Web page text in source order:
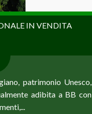
IN VENDITA
patrimonio Unesco,
adibita a BB con